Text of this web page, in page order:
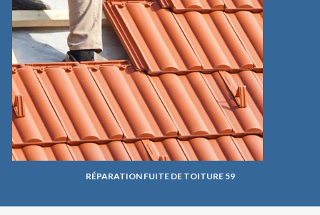
RÉPARATION FUITE DE TOITURE 59